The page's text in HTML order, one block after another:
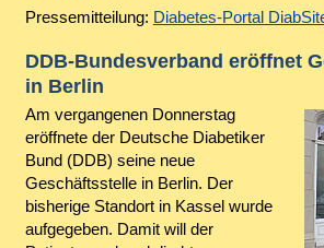
Pressemitteilung: Diabetes-Portal
DDB-Bundesverband eröffnet
in Berlin
Am vergangenen Donnerstag
eröffnete der Deutsche Diabetiker
Bund (DDB) seine neue
Geschäftsstelle in Berlin. Der
bisherige Standort in Kassel wurde
aufgegeben. Damit will der